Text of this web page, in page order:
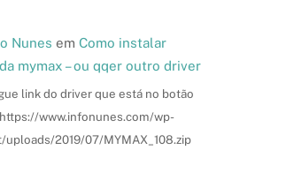
Nunes em Como instalar
mymax – ou qqer outro driver
link do driver que está no botão
www.infonunes.com/wp-
2019/07/MYMAX_108.zip